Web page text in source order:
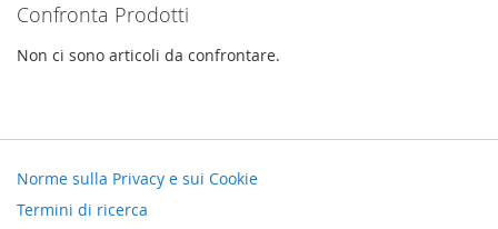
Confronta Prodotti
Non ci sono articoli da confrontare.
Norme sulla Privacy e sui Cookie
Termini di ricerca